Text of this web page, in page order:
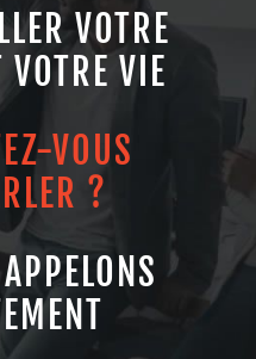
VOTRE
VOTRE VIE
VOUS
?